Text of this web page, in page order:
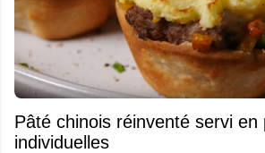
Pâté chinois réinventé servi en
individuelles